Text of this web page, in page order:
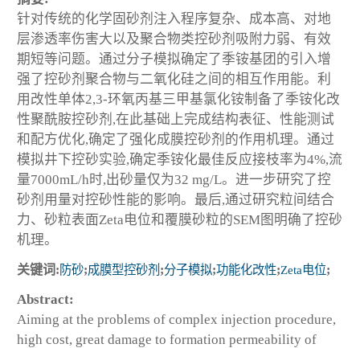
针对传统的化学固砂剂注入程序复杂、成本高、对地
层渗透率伤害大以及聚合物类控砂剂吸附力弱、有效
期短等问题。通过分子模拟确定了季铵基团的引入增
强了控砂剂聚合物与二氧化硅之间的相互作用能。利
用改性单体2,3-环氧丙基三甲基氯化铵制备了季铵化改
性聚酰胺控砂剂,在此基础上完成结构表征、性能测试
和配方优化,确定了强化成膜控砂剂的作用机理。通过
模拟井下控砂实验,确定季铵化最佳反应接枝率为4%,流
量7000mL/h时,出砂量仅为32 mg/L。进一步研究了控
砂剂用量对控砂性能的影响。最后,通过研究粒间结合
力、砂粒表面Zeta电位和覆膜砂粒的SEM图明确了控砂
机理。
关键词: 防砂;成膜型控砂剂 ;分子模拟;功能化改性;Zeta电位;
Abstract:
Aiming at the problems of complex injection procedure,
high cost, great damage to formation permeability of